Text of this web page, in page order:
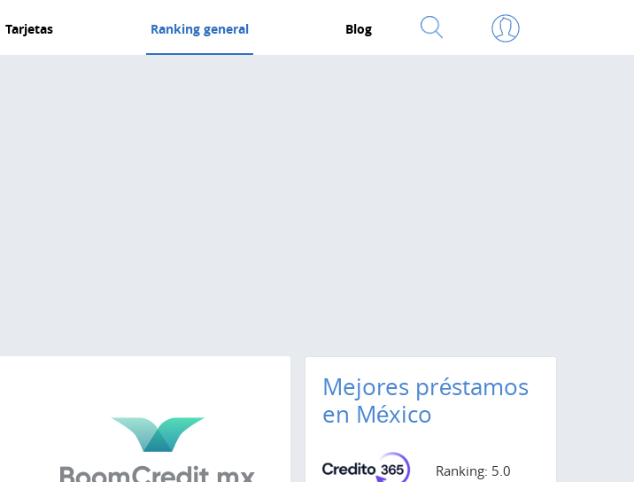
Tarjetas Ranking general Blog
Mejores préstamos
en México
Ranking: 5.0